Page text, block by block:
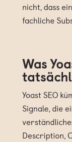
nicht, dass
fachliche
Was
Yoast SEO
Signale, die
Description,